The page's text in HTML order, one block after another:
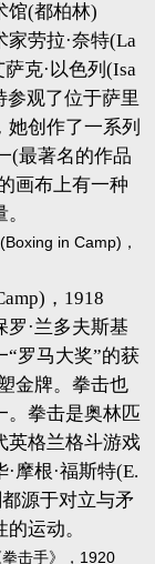
馆(都柏林)
劳拉·奈特(La
克·以色列(Isa
参观了位于萨里
创作了一系列
(最著名的作品
画布上有一种
，1918
·兰多夫斯基
“罗马大奖”的获
金牌。拳击也
。拳击是奥林匹
英格兰格斗游戏
摩根·福斯特(E.
源于对立与矛
运动。